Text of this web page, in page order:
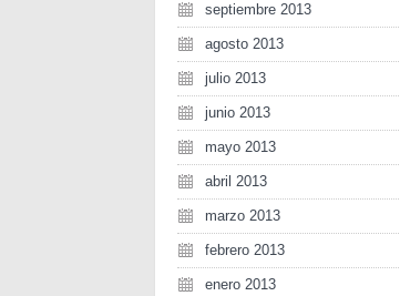
septiembre 2013
agosto 2013
julio 2013
junio 2013
mayo 2013
abril 2013
marzo 2013
febrero 2013
enero 2013